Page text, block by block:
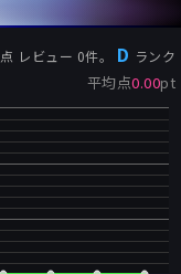
点 レビュー 0件。 D ランク
平均点0.00pt